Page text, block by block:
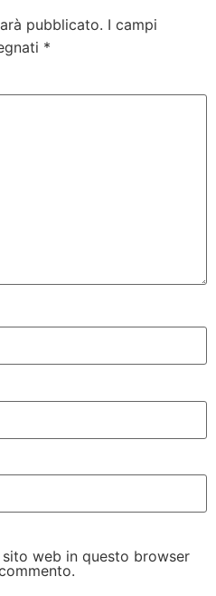
pubblicato. I campi
*
web in questo browser